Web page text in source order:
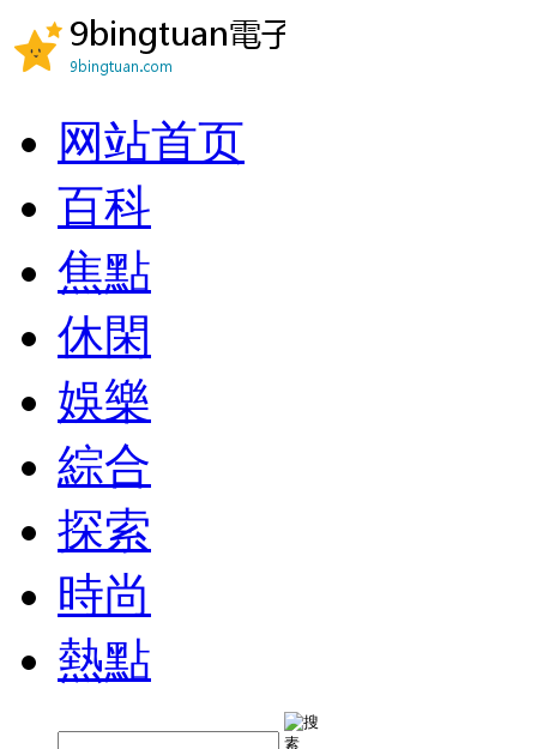
网站首页
百科
焦點
休閑
娛樂
綜合
探索
時尚
熱點